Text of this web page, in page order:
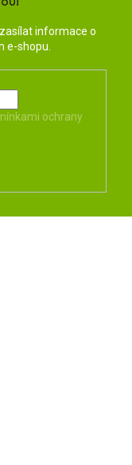
informace o
e-shopu.
ochrany